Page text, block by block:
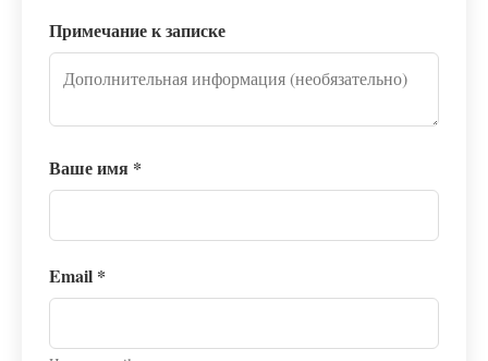
Примечание к записке
Ваше имя *
Email *